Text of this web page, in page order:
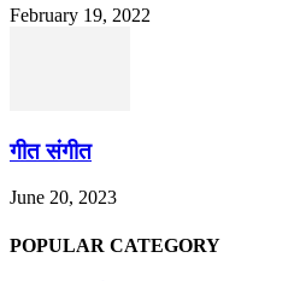
February 19, 2022
गीत संगीत
June 20, 2023
POPULAR CATEGORY